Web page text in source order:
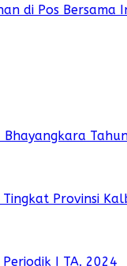
di Pos Bersama
Bhayangkara
Provinsi
I TA. 2024